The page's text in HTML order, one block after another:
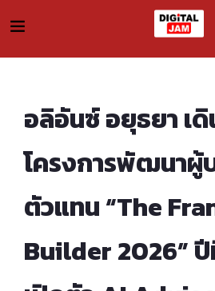
อลิอันซ์ อยุธยา เ
โครงการพัฒนาผู้
ตัวแทน “The
Builder 2026”